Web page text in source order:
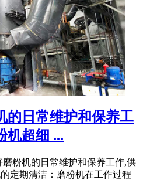
的日常维护和保养工
机超细 ...
粉机的日常维护和保养工作,供
定期清洁：磨粉机在工作过程